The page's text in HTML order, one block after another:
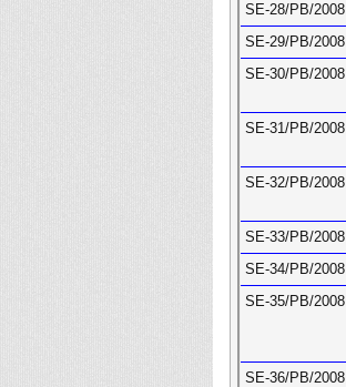
SE-28/PB/2008
SE-29/PB/2008
SE-30/PB/2008
SE-31/PB/2008
SE-32/PB/2008
SE-33/PB/2008
SE-34/PB/2008
SE-35/PB/2008
SE-36/PB/2008